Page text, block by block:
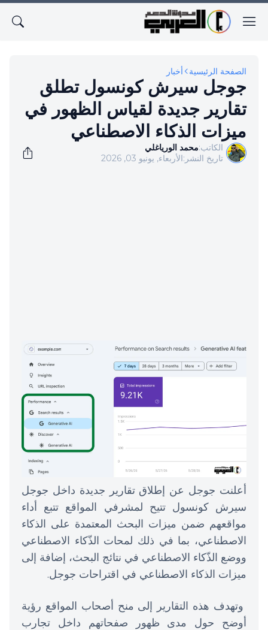
الصفحة الرئيسية أخبار
جوجل سيرش كونسول تطلق
تقارير جديدة لقياس الظهور في
ميزات الذكاء الاصطناعي
الكاتب:محمد الورياغلي
تاريخ النشر:الأربعاء, يونيو 03, 2026
أعلنت جوجل عن إطلاق تقارير جديدة داخل جوجل
سيرش كونسول تتيح لمشرفي المواقع تتبع أداء
مواقعهم ضمن ميزات البحث المعتمدة على الذكاء
الاصطناعي، بما في ذلك لمحات الذّكاء الاصطناعي
ووضع الذّكاء الاصطناعي في نتائج البحث، إضافة إلى
ميزات الذكاء الاصطناعي في اقتراحات جوجل.
وتهدف هذه التقارير إلى منح أصحاب المواقع رؤية
أوضح حول مدى ظهور صفحاتهم داخل تجارب